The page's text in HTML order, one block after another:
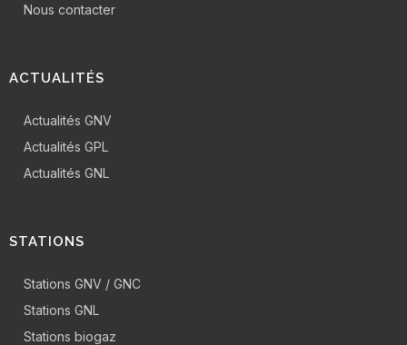
Nous contacter
ACTUALITÉS
Actualités GNV
Actualités GPL
Actualités GNL
STATIONS
Stations GNV / GNC
Stations GNL
Stations biogaz